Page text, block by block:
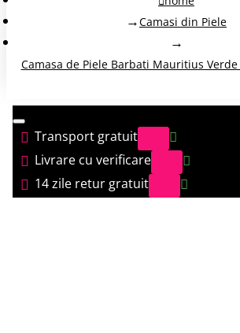
Camasi din Piele
Camasa de Piele Barbati Mauritius
Transport gratuit
Livrare cu verificare
14 zile retur gratuit